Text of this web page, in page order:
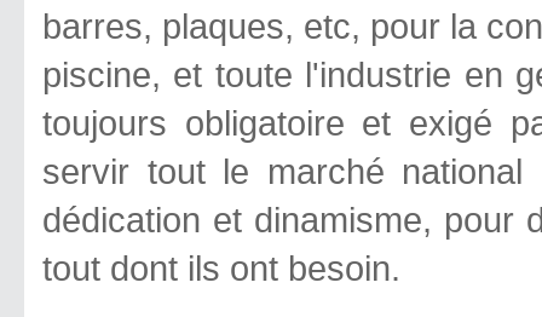
barres, plaques, etc, pour la
piscine, et toute l'industrie en
toujours obligatoire et exigé
servir tout le marché national
dédication et dinamisme, pour
tout dont ils ont besoin.